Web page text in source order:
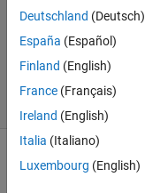
Accepted
Updated
18 Jul 2023
23 Views
Deutschland (Deutsch)
España (Español)
Finland (English)
France (Français)
Ireland (English)
Italia (Italiano)
Luxembourg (English)